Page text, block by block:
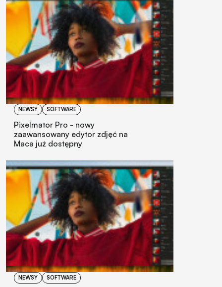
NEWSY SOFTWARE
Pixelmator Pro - nowy
zaawansowany edytor zdjęć na
Maca już dostępny
NEWSY SOFTWARE